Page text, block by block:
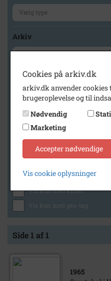
Arkiv
Geografi
Generelt
Vis kun med billeder
Vis kun med lydklip
Vis kun med kilder
Vis kun med geo-tag
Side 1 af 1
1965
Cookies på arkiv.dk
arkiv.dk anvender cookies
brugeroplevelse og til
Nødvendig
Marketing
Accepter nødvendige
Vis cookie oplysninger